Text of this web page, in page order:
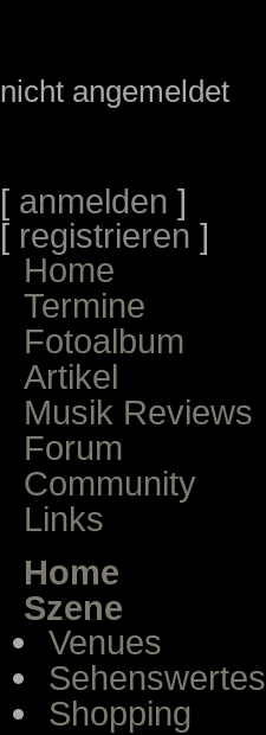
nicht angemeldet
[ anmelden ]
[ registrieren ]
Home
Termine
Fotoalbum
Artikel
Musik Reviews
Forum
Community
Links
Home
Szene
Venues
Sehenswertes
Shopping